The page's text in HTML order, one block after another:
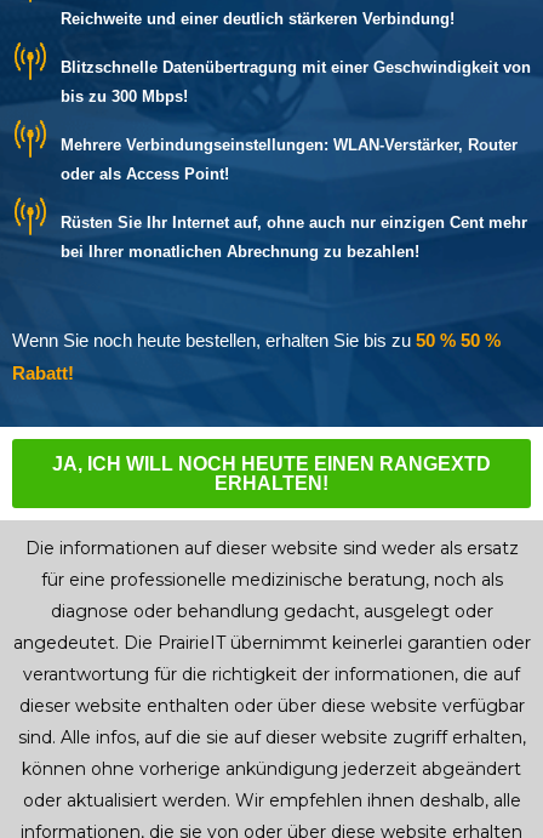
Reichweite und einer deutlich stärkeren Verbindung!
Blitzschnelle Datenübertragung mit einer Geschwindigkeit von
bis zu 300 Mbps!
Mehrere Verbindungseinstellungen: WLAN-Verstärker, Router
oder als Access Point!
Rüsten Sie Ihr Internet auf, ohne auch nur einzigen Cent mehr
bei Ihrer monatlichen Abrechnung zu bezahlen!
Wenn Sie noch heute bestellen, erhalten Sie bis zu 50 % 50 %
Rabatt!
JA, ICH WILL NOCH HEUTE EINEN RANGEXTD
ERHALTEN!
Die informationen auf dieser website sind weder als ersatz
für eine professionelle medizinische beratung, noch als
diagnose oder behandlung gedacht, ausgelegt oder
angedeutet. Die PrairieIT übernimmt keinerlei garantien oder
verantwortung für die richtigkeit der informationen, die auf
dieser website enthalten oder über diese website verfügbar
sind. Alle infos, auf die sie auf dieser website zugriff erhalten,
können ohne vorherige ankündigung jederzeit abgeändert
oder aktualisiert werden. Wir empfehlen ihnen deshalb, alle
informationen, die sie von oder über diese website erhalten